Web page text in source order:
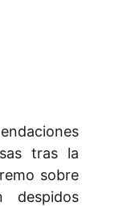
tras la
sobre
despidos